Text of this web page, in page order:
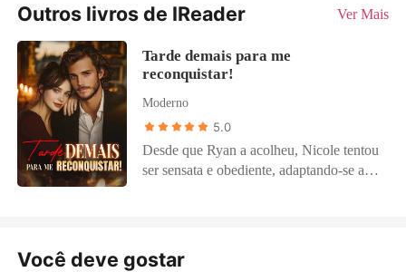
Outros livros de IReader Ver Mais
Tarde demais para me
reconquistar!
Moderno
5.0
Desde que Ryan a acolheu, Nicole tentou
ser sensata e obediente, adaptando-se ao
No dia em que ela fez vinte anos, pronta
Você deve gostar